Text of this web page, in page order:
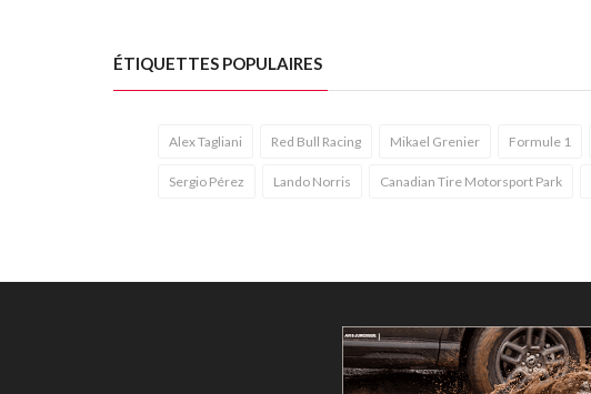
ÉTIQUETTES POPULAIRES
Alex Tagliani Red Bull Racing Mikael Grenier Formule 1
Sergio Pérez Lando Norris Canadian Tire Motorsport Park